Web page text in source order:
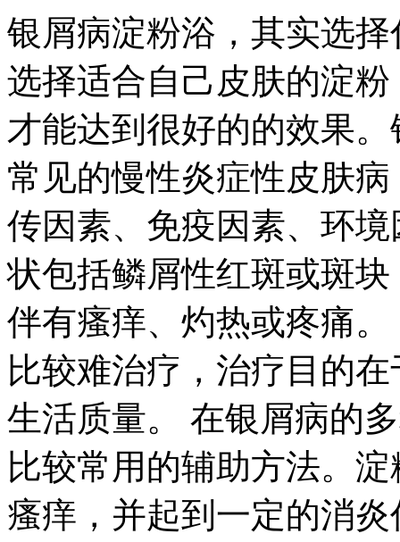
银屑病淀粉浴，其实选
选择适合自己皮肤的淀
才能达到很好的的效果
常见的慢性炎症性皮肤
传因素、免疫因素、环
状包括鳞屑性红斑或斑
伴有瘙痒、灼热或疼痛
比较难治疗，治疗目的
生活质量。 在银屑病的
比较常用的辅助方法。
瘙痒，并起到一定的消